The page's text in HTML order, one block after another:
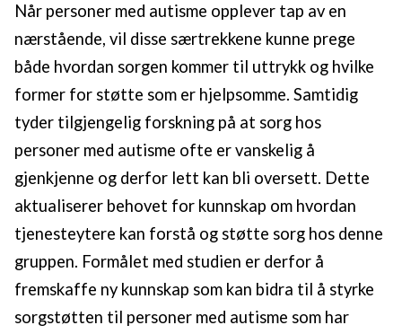
Når personer med autisme opplever tap av en
nærstående, vil disse særtrekkene kunne prege
både hvordan sorgen kommer til uttrykk og hvilke
former for støtte som er hjelpsomme. Samtidig
tyder tilgjengelig forskning på at sorg hos
personer med autisme ofte er vanskelig å
gjenkjenne og derfor lett kan bli oversett. Dette
aktualiserer behovet for kunnskap om hvordan
tjenesteytere kan forstå og støtte sorg hos denne
gruppen. Formålet med studien er derfor å
fremskaffe ny kunnskap som kan bidra til å styrke
sorgstøtten til personer med autisme som har